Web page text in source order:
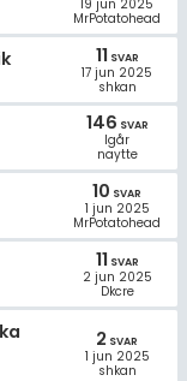
19 jun 2025
MrPotatohead
11 SVAR
17 jun 2025
shkan
146 SVAR
Igår
naytte
10 SVAR
1 jun 2025
MrPotatohead
11 SVAR
2 jun 2025
Dkcre
2 SVAR
1 jun 2025
shkan